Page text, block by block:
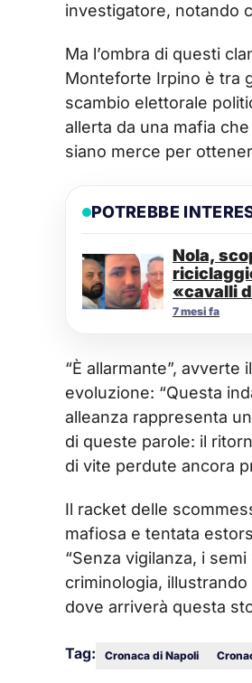
investigatore, notando
Ma l’ombra di questi
Monteforte Irpino è tra
scambio elettorale
allerta da una mafia
siano merce per
POTREBBE
Nola,
«cavalli
7 mesi fa
“È allarmante”,
evoluzione: “Questa
alleanza rappresenta
di queste parole: il
di vite perdute ancora
Il racket delle
mafiosa e tentata
“Senza vigilanza, i
criminologia,
dove arriverà questa
Tag: Cronaca di Napoli